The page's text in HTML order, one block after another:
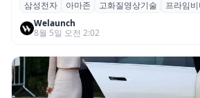
삼성전자·아마존, 프라임 비디
어드밴스드’ 적용
삼성전자 아마존 고화질영상기술 프라임
Welaunch
8월 5일 오전 2:02